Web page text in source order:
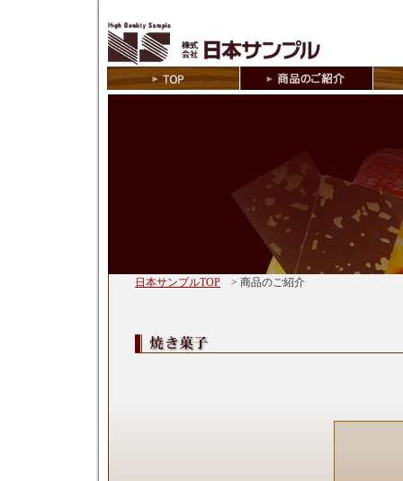
日本サンプルTOP > 商品のご紹介